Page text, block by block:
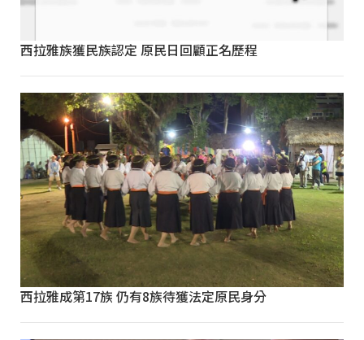
西拉雅族獲民族認定 原民日回顧正名歷程
西拉雅成第17族 仍有8族待獲法定原民身分